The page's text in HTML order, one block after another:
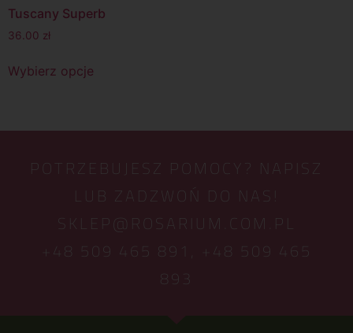
Tuscany Superb
36.00 zł
Wybierz opcje
POTRZEBUJESZ POMOCY? NAPISZ
LUB ZADZWOŃ DO NAS!
SKLEP@ROSARIUM.COM.PL
+48 509 465 891,
+48 509 465
893